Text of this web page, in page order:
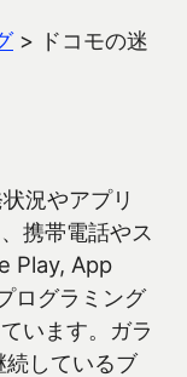
> ドコモの迷
況やアプリ
携帯電話やス
Play, App
ログラミング
います。ガラ
しているブ